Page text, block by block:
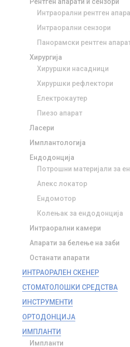
Интраорални рентген
Интраорални сензори
Панорамски рентген
Хирургија
Хируршки насадници
Хируршки рефлектори
Електрокаутер
Пиезо апарат
Ласери
Имплантологија
Ендодонција
Потрошни материјали за
Апекс локатор
Ендомотор
Колењак за ендодонција
Интраорални камери
Апарати за белење на заби
Останати апарати
ИНТРАОРАЛЕН СКЕНЕР
СТОМАТОЛОШКИ СРЕДСТВА
ИНСТРУМЕНТИ
ОРТОДОНЦИЈА
ИМПЛАНТИ
Импланти